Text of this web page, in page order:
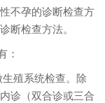
不孕的诊断检查方
断检查方法。
：
殖系统检查。除
诊（双合诊或三合